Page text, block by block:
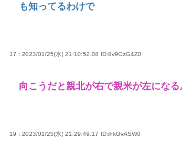
も知ってるわけで
17 : 2023/01/25(水) 21:10:52.08 ID:8v9GzG4Z0
向こうだと親北が右で親米が左になる
19 : 2023/01/25(水) 21:29:49.17 ID:ihkOvASW0